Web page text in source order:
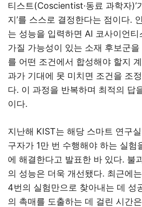
티스트(Coscientist·동료 과학자)’
지’를 스스로 결정한다는 점이다.
는 성능을 입력하면 AI 코사이언
가질 가능성이 있는 소재 후보군
를 어떤 조건에서 합성해야 할지
과가 기대에 못 미치면 조건을 조
다. 이 과정을 반복하며 최적의 답
이다.
지난해 KIST는 해당 스마트 연구
구자가 1만 번 수행해야 하는 실험
에 해결한다고 발표한 바 있다. 불
의 성능은 더욱 개선됐다. 최근에
4번의 실험만으로 찾아내는 데 성
의 촉매를 도출하는 데 걸린 시간